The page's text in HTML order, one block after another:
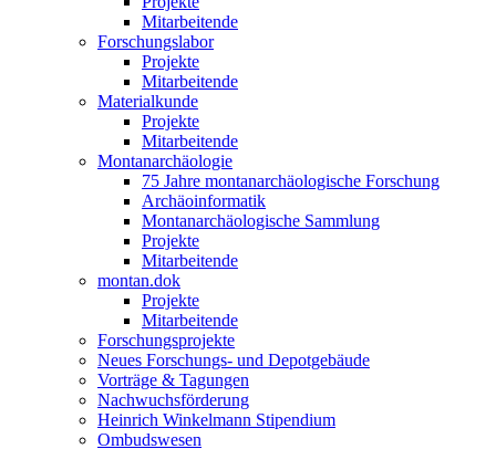
Mitarbeitende
Forschungslabor
Projekte
Mitarbeitende
Materialkunde
Projekte
Mitarbeitende
Montanarchäologie
75 Jahre montanarchäologische Forschung
Archäoinformatik
Montanarchäologische Sammlung
Projekte
Mitarbeitende
montan.dok
Projekte
Mitarbeitende
Forschungsprojekte
Neues Forschungs- und Depotgebäude
Vorträge & Tagungen
Nachwuchsförderung
Heinrich Winkelmann Stipendium
Ombudswesen